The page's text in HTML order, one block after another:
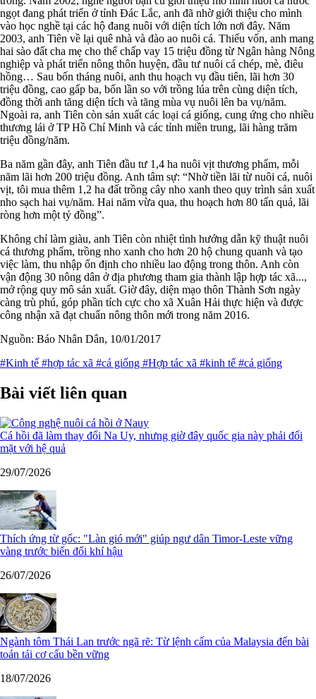
ngọt đang phát triển ở tỉnh Đác Lắc, anh đã nhờ giới thiệu cho mình
vào học nghề tại các hộ đang nuôi với diện tích lớn nơi đây. Năm
2003, anh Tiên về lại quê nhà và đào ao nuôi cá. Thiếu vốn, anh mang
hai sào đất cha mẹ cho thế chấp vay 15 triệu đồng từ Ngân hàng Nông
nghiệp và phát triển nông thôn huyện, đầu tư nuôi cá chép, mè, điêu
hồng… Sau bốn tháng nuôi, anh thu hoạch vụ đầu tiên, lãi hơn 30
triệu đồng, cao gấp ba, bốn lần so với trồng lúa trên cùng diện tích,
đồng thời anh tăng diện tích và tăng mùa vụ nuôi lên ba vụ/năm.
Ngoài ra, anh Tiên còn sản xuất các loại cá giống, cung ứng cho nhiều
thương lái ở TP Hồ Chí Minh và các tỉnh miền trung, lãi hàng trăm
triệu đồng/năm.
Ba năm gần đây, anh Tiên đầu tư 1,4 ha nuôi vịt thương phẩm, mỗi
năm lãi hơn 200 triệu đồng. Anh tâm sự: “Nhờ tiền lãi từ nuôi cá, nuôi
vịt, tôi mua thêm 1,2 ha đất trồng cây nho xanh theo quy trình sản xuất
nho sạch hai vụ/năm. Hai năm vừa qua, thu hoạch hơn 80 tấn quả, lãi
ròng hơn một tỷ đồng”.
Không chỉ làm giàu, anh Tiên còn nhiệt tình hướng dẫn kỹ thuật nuôi
cá thương phẩm, trồng nho xanh cho hơn 20 hộ chung quanh và tạo
việc làm, thu nhập ổn định cho nhiều lao động trong thôn. Anh còn
vận động 30 nông dân ở địa phương tham gia thành lập hợp tác xã...,
mở rộng quy mô sản xuất. Giờ đây, diện mạo thôn Thành Sơn ngày
càng trù phú, góp phần tích cực cho xã Xuân Hải thực hiện và được
công nhận xã đạt chuẩn nông thôn mới trong năm 2016.
Nguồn: Báo Nhân Dân, 10/01/2017
#Kinh tế #hợp tác xã #cá giống #Hợp tác xã #kinh tế #cá giống
Bài viết liên quan
Cá hồi đã làm thay đổi Na Uy, nhưng giờ đây quốc gia này phải đối
mặt với hệ quả
29/07/2026
Thích ứng từ gốc: "Làn gió mới" giúp ngư dân Timor-Leste vững
vàng trước biến đổi khí hậu
26/07/2026
Ngành tôm Thái Lan trước ngã rẽ: Từ lệnh cấm của Malaysia đến bài
toán tái cơ cấu bền vững
18/07/2026